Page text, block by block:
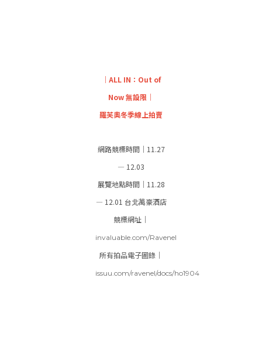
｜ALL IN：Out of
Now 無設限｜
羅芙奧冬季線上拍賣
網路競標時間｜11.27
— 12.03
展覽地點時間｜11.28
— 12.01 台北萬豪酒店
競標網址｜
invaluable.com/Ravenel
所有拍品電子圖錄｜
issuu.com/ravenel/docs/ho1904